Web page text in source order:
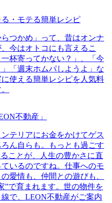
・モテる簡単レシピ
らつかめ」って、昔はオンナ
今はオトコにも言えるこ
杯寄ってかない？」、「今
「週末ホムパしようよ」な
使える簡単レシピを人気料
不動産」
テリアにお金をかけてゲス
ん自らも。もっとも過ごす
ことが、人生の豊かさに直
いるのですね。仕事へのモ
愛情も、仲間との遊びも、
”で育まれます。世の物件を
で、LEON不動産がご案内